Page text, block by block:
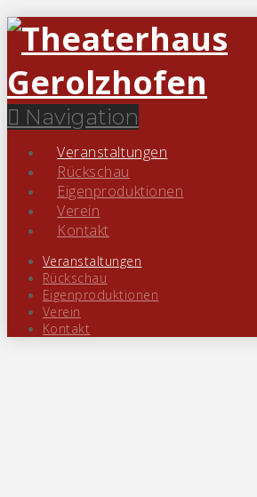
Navigation
Veranstaltungen
Rückschau
Eigenproduktionen
Verein
Kontakt
Veranstaltungen
Rückschau
Eigenproduktionen
Verein
Kontakt
« Alle Veranstaltungen
Diese Veranstaltung hat bereits
Veranstaltungsserie:
Wunderland
11. September 2025 | 19:30